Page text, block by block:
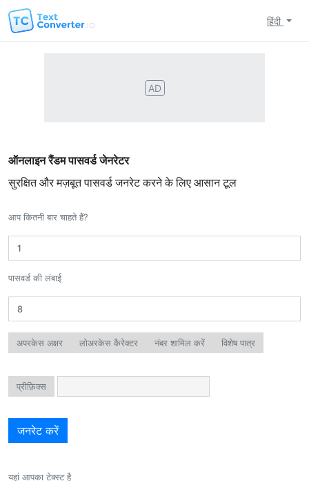
हिंदी
AD
ऑनलाइन रैंडम पासवर्ड जेनरेटर
सुरक्षित और मज़बूत पासवर्ड जनरेट करने के लिए आसान टूल
आप कितनी बार चाहते हैं?
पासवर्ड की लंबाई
अपरकेस अक्षर लोअरकेस कैरेक्टर नंबर शामिल करें विशेष पात्र
प्रीफ़िक्स
यहां आपका टेक्स्ट है
जनरेट करें